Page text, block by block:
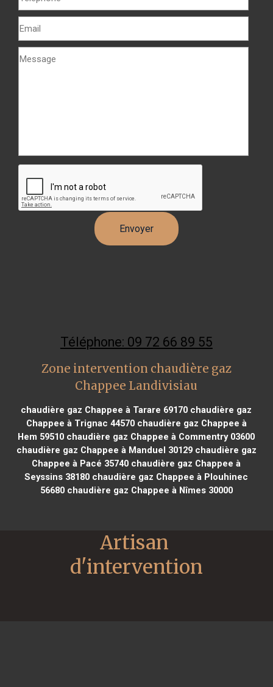
Téléphone: 09 72 66 89 55
Zone intervention chaudière gaz
Chappee Landivisiau
chaudière gaz Chappee à Tarare 69170 chaudière gaz
Chappee à Trignac 44570chaudière gaz Chappee à
Hem 59510 chaudière gaz Chappee à Commentry 03600
chaudière gaz Chappee à Manduel 30129chaudière gaz
Chappee à Pacé 35740 chaudière gaz Chappee à
Seyssins 38180 chaudière gaz Chappee à Plouhinec
56680chaudière gaz Chappee à Nîmes 30000
Artisan
d'intervention